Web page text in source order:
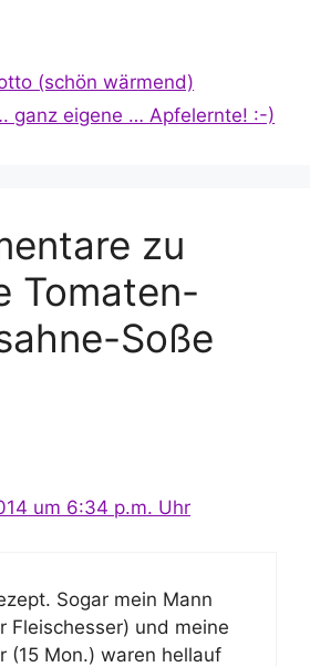
(schön wärmend)
ganz eigene … Apfelernte! :-)
zu
Tomaten-
Soße
um 6:34 p.m. Uhr
Sogar mein Mann
Fleischesser) und meine
(15 Mon.) waren hellauf